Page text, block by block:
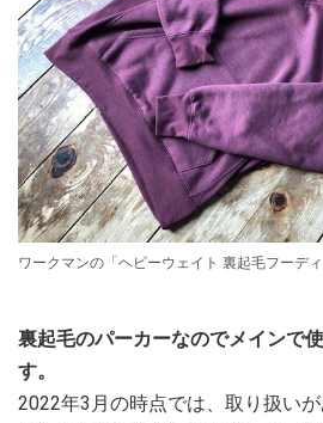
ワークマンの「ヘビーウェイト 裏起毛フーディ
裏起毛のパーカーなのでメインで
す。
2022年3月の時点では、取り扱い